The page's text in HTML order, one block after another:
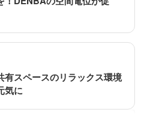
有スペースのリラックス環境
気に